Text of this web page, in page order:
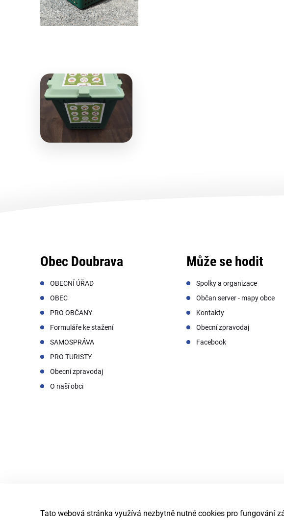
Tato webová stránka využívá nezbytně nutné cookies pro fungování
Obec Doubrava
OBECNÍ ÚŘAD
OBEC
PRO OBČANY
Formuláře ke stažení
SAMOSPRÁVA
PRO TURISTY
Obecní zpravodaj
O naší obci
Může se hodit
Spolky a organizace
Občan server - mapy obce
Kontakty
Obecní zpravodaj
Facebook
© 2026 Obec Doubrava